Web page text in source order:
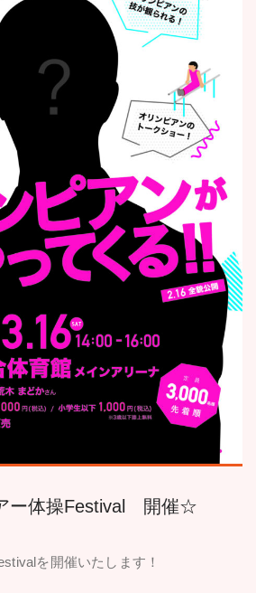
ー体操Festival 開催☆
を開催いたします！